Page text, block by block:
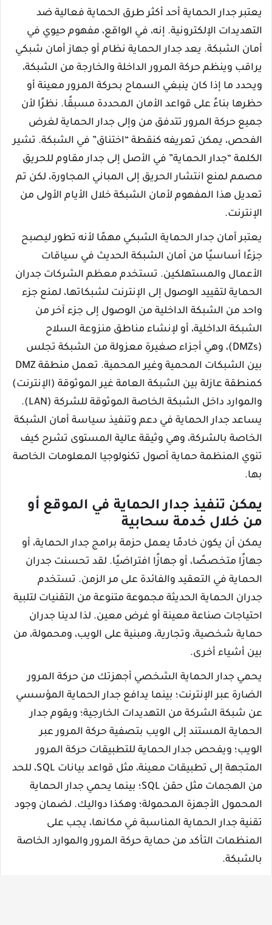
يعتبر جدار الحماية أحد أكثر طرق الحماية فعالية ضد
التهديدات الإلكترونية. إنه، في الواقع، مفهوم حيوي في
أمان الشبكة. يعد جدار الحماية نظام أو جهاز أمان شبكي
يراقب وينظم حركة المرور الداخلة والخارجة من الشبكة،
ويحدد ما إذا كان ينبغي السماح بحركة المرور معينة أو
حظرها بناءً على قواعد الأمان المحددة مسبقًا. نظرًا لأن
جميع حركة المرور تتدفق من وإلى جدار الحماية لغرض
الفحص، يمكن تعريفه كنقطة “اختناق” في الشبكة. تشير
الكلمة “جدار الحماية” في الأصل إلى جدار مقاوم للحريق
مصمم لمنع انتشار الحريق إلى المباني المجاورة، لكن تم
تعديل هذا المفهوم لأمان الشبكة خلال الأيام الأولى من
الإنترنت.
يعتبر أمان جدار الحماية الشبكي مهمًا لأنه تطور ليصبح
جزءًا أساسيًا من أمان الشبكة الحديث في سياقات
الأعمال والمستهلكين. تستخدم معظم الشركات جدران
الحماية لتقييد الوصول إلى الإنترنت لشبكاتها، لمنع جزء
واحد من الشبكة الداخلية من الوصول إلى جزء آخر من
الشبكة الداخلية، أو لإنشاء مناطق منزوعة السلاح
(DMZs)، وهي أجزاء صغيرة معزولة من الشبكة تجلس
بين الشبكات المحمية وغير المحمية. تعمل منطقة DMZ
كمنطقة عازلة بين الشبكة العامة غير الموثوقة (الإنترنت)
والموارد داخل الشبكة الخاصة الموثوقة للشركة (LAN).
يساعد جدار الحماية في دعم وتنفيذ سياسة أمان الشبكة
الخاصة بالشركة، وهي وثيقة عالية المستوى تشرح كيف
تنوي المنظمة حماية أصول تكنولوجيا المعلومات الخاصة
بها.
يمكن تنفيذ جدار الحماية في الموقع أو
من خلال خدمة سحابية
يمكن أن يكون خادمًا يعمل حزمة برامج جدار الحماية، أو
جهازًا متخصصًا، أو جهازًا افتراضيًا. لقد تحسنت جدران
الحماية في التعقيد والفائدة على مر الزمن. تستخدم
جدران الحماية الحديثة مجموعة متنوعة من التقنيات لتلبية
احتياجات صناعة معينة أو غرض معين. لذا لدينا جدران
حماية شخصية، وتجارية، ومبنية على الويب، ومحمولة، من
بين أشياء أخرى.
يحمي جدار الحماية الشخصي أجهزتك من حركة المرور
الضارة عبر الإنترنت؛ بينما يدافع جدار الحماية المؤسسي
عن شبكة الشركة من التهديدات الخارجية؛ ويقوم جدار
الحماية المستند إلى الويب بتصفية حركة المرور عبر
الويب؛ ويفحص جدار الحماية للتطبيقات حركة المرور
المتجهة إلى تطبيقات معينة، مثل قواعد بيانات SQL، للحد
من الهجمات مثل حقن SQL؛ بينما يحمي جدار الحماية
المحمول الأجهزة المحمولة؛ وهكذا دواليك. لضمان وجود
تقنية جدار الحماية المناسبة في مكانها، يجب على
المنظمات التأكد من حماية حركة المرور والموارد الخاصة
بالشبكة.